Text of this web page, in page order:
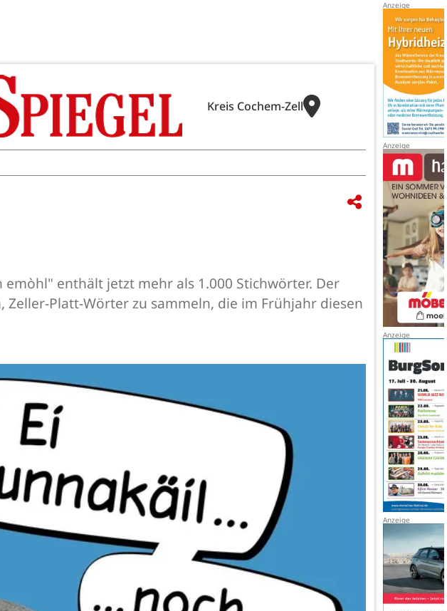
Kreis Cochem-Zell
enthält jetzt mehr als 1.000 Stichwörter. Der
Platt-Wörter zu sammeln, die im Frühjahr diesen